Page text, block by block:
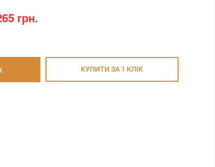
грн.
КУПИТИ ЗА 1 КЛIК